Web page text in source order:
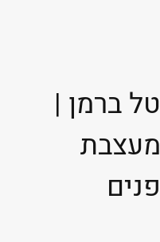
טל ברמן |
מעצבת
פנים